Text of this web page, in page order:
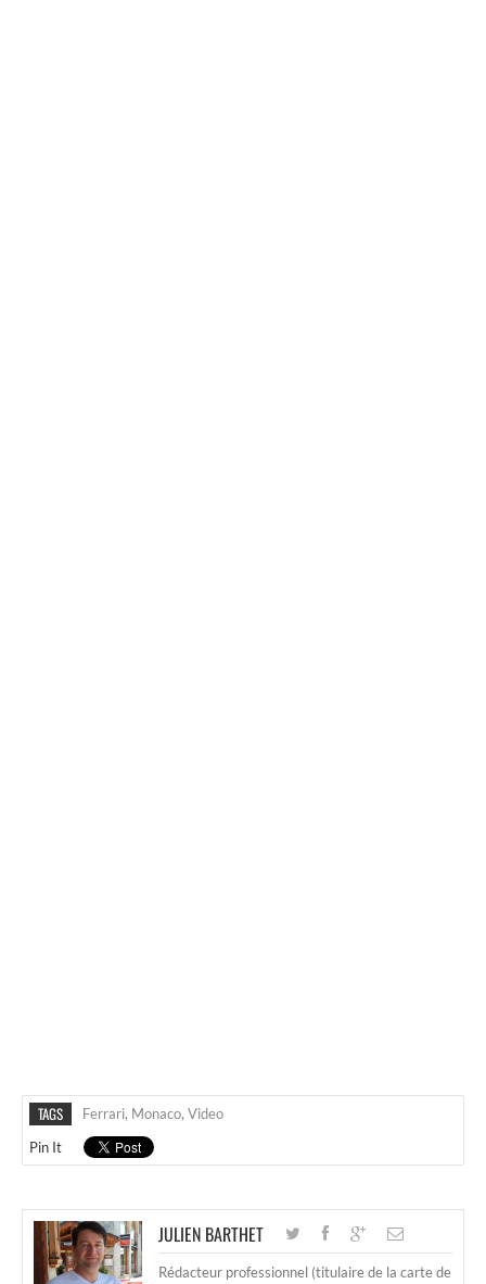
TAGS Ferrari, Monaco, Video
Pin It
JULIEN BARTHET
Rédacteur professionnel (titulaire de la carte de